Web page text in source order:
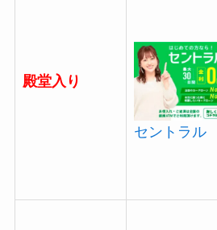
殿堂入り
セントラル